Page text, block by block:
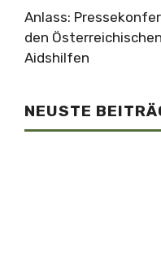
Anlass:
den Österreichischen
Aidshilfen
NEUSTE